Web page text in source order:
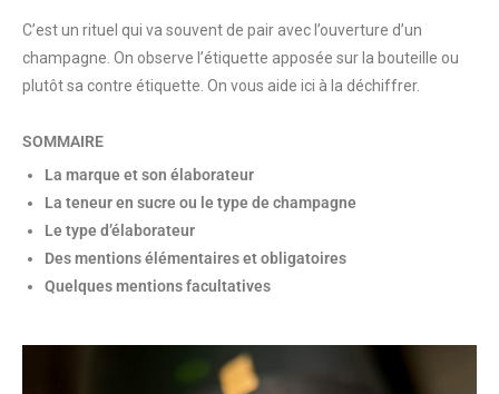
C’est un rituel qui va souvent de pair avec l’ouverture d’un
champagne. On observe l’étiquette apposée sur la bouteille ou
plutôt sa contre étiquette. On vous aide ici à la déchiffrer.
SOMMAIRE
La marque et son élaborateur
La teneur en sucre ou le type de champagne
Le type d’élaborateur
Des mentions élémentaires et obligatoires
Quelques mentions facultatives